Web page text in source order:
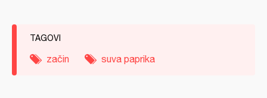
TAGOVI
začin suva paprika